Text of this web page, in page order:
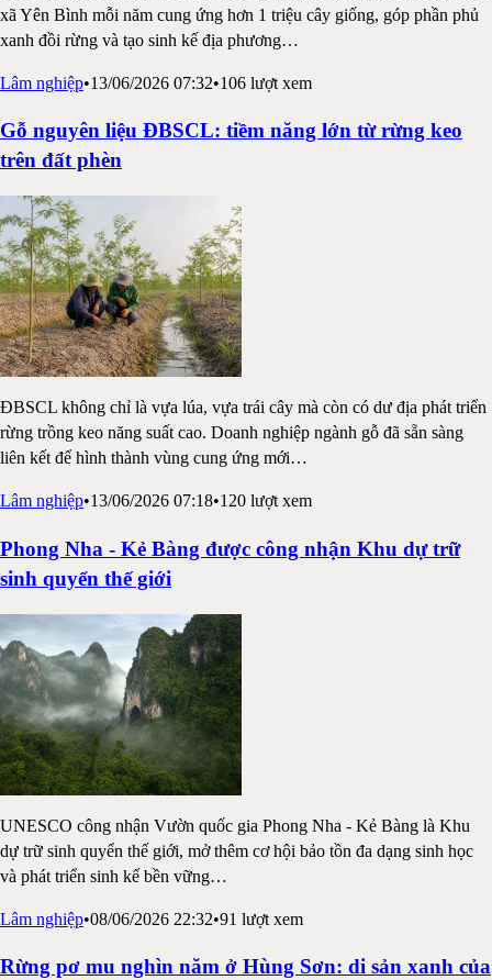
xã Yên Bình mỗi năm cung ứng hơn 1 triệu cây giống, góp phần phủ
xanh đồi rừng và tạo sinh kế địa phương…
Lâm nghiệp•13/06/2026 07:32•106 lượt xem
Gỗ nguyên liệu ĐBSCL: tiềm năng lớn từ rừng keo
trên đất phèn
ĐBSCL không chỉ là vựa lúa, vựa trái cây mà còn có dư địa phát triển
rừng trồng keo năng suất cao. Doanh nghiệp ngành gỗ đã sẵn sàng
liên kết để hình thành vùng cung ứng mới…
Lâm nghiệp•13/06/2026 07:18•120 lượt xem
Phong Nha - Kẻ Bàng được công nhận Khu dự trữ
sinh quyển thế giới
UNESCO công nhận Vườn quốc gia Phong Nha - Kẻ Bàng là Khu
dự trữ sinh quyển thế giới, mở thêm cơ hội bảo tồn đa dạng sinh học
và phát triển sinh kế bền vững…
Lâm nghiệp•08/06/2026 22:32•91 lượt xem
Rừng pơ mu nghìn năm ở Hùng Sơn: di sản xanh của